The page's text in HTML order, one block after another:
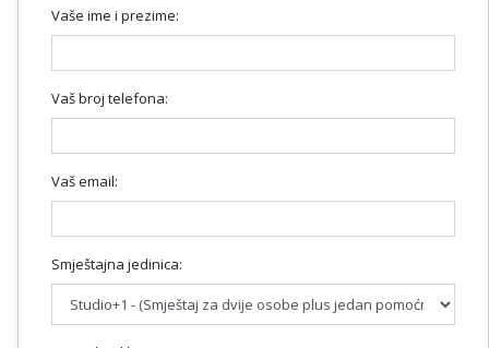
Vaše ime i prezime:
Vaš broj telefona:
Vaš email:
Smještajna jedinica: